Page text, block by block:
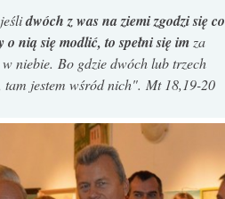
jeślidwóch z was na ziemi zgodzi się co
nią się modlić, to spełni się imza
niebie. Bo gdzie dwóch lub trzech
tam jestem wśród nich". Mt 18,19-20